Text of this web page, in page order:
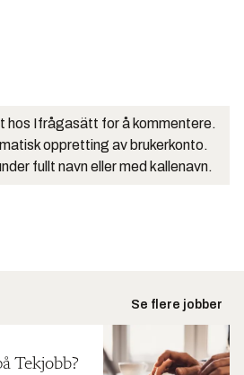
hos Ifrågasätt for å kommentere.
oppretting av brukerkonto.
fullt navn eller med kallenavn.
Se flere jobber
Tekjobb?